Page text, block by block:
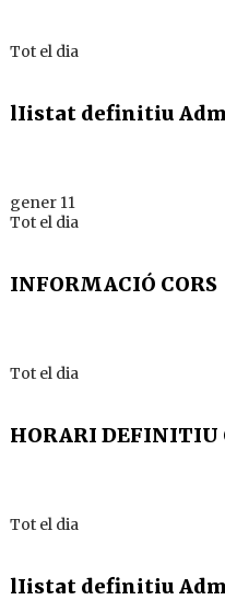
Tot el dia
lIistat definitiu
gener 11
Tot el dia
INFORMACIÓ CORS
Tot el dia
HORARI DEFINITIU
Tot el dia
lIistat definitiu